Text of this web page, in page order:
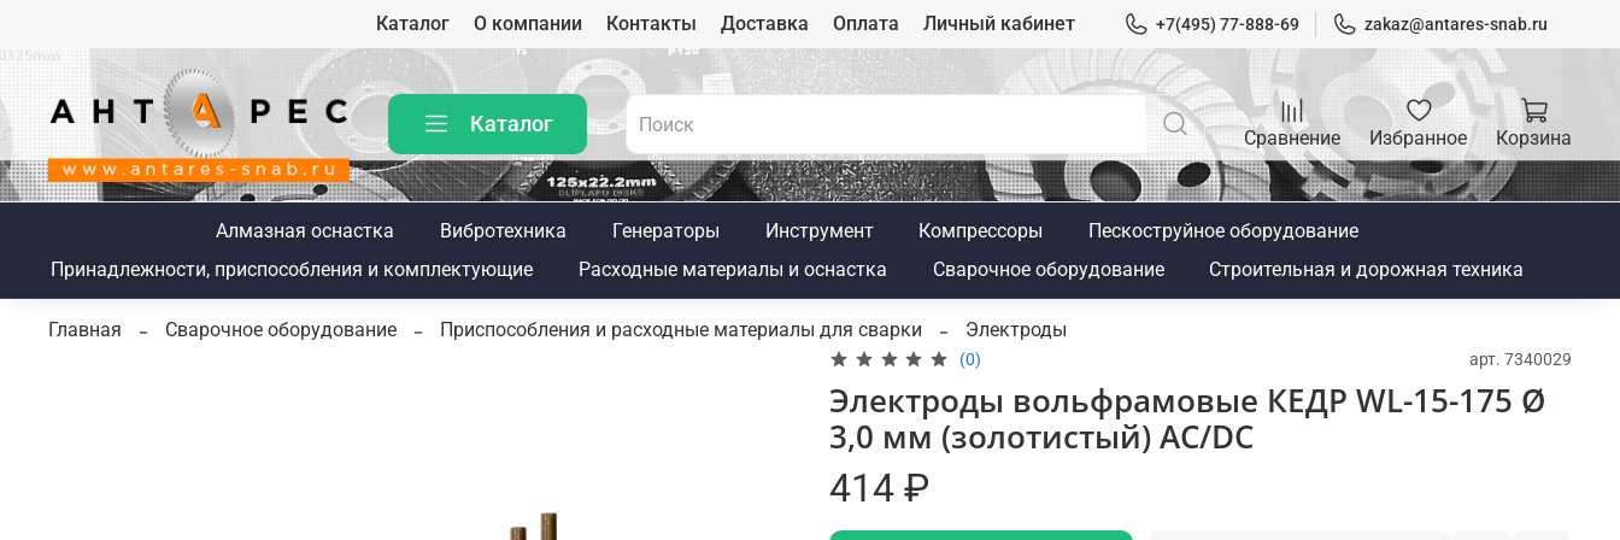
Каталог О компании Контакты Доставка Оплата Личный кабинет +7(495) 77-888-69 zakaz@antares-snab.ru
Каталог
Сравнение Избранное Корзина
Алмазная оснастка Вибротехника Генераторы Инструмент Компрессоры
Пескоструйное оборудование
Принадлежности, приспособления и комплектующие
Расходные материалы и оснастка Сварочное оборудование Строительная и дорожная техника
Главная Сварочное оборудование Приспособления и расходные материалы для сварки Электроды
(0) арт. 7340029
Электроды вольфрамовые КЕДР WL-15-175 Ø
3,0 мм (золотистый) AC/DC
414 ₽